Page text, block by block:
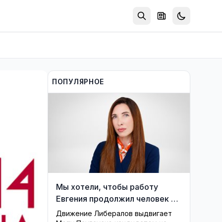
ПОПУЛЯРНОЕ
Мы хотели, чтобы работу
Евгения продолжил человек из
его близкого окружения —
Движение Либералов выдвигает